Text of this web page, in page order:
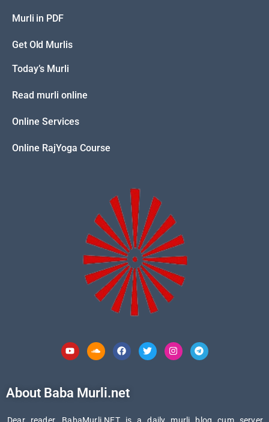
Murli in PDF
Get Old Murlis
Today’s Murli
Read murli online
Online Services
Online RajYoga Course
YoutubeSoundcloud
FacebookTwitterInstagramTelegram
About Baba Murli.net